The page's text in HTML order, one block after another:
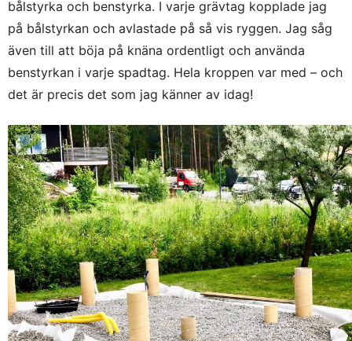
bålstyrka och benstyrka. I varje grävtag kopplade jag
på bålstyrkan och avlastade på så vis ryggen. Jag såg
även till att böja på knäna ordentligt och använda
benstyrkan i varje spadtag. Hela kroppen var med – och
det är precis det som jag känner av idag!